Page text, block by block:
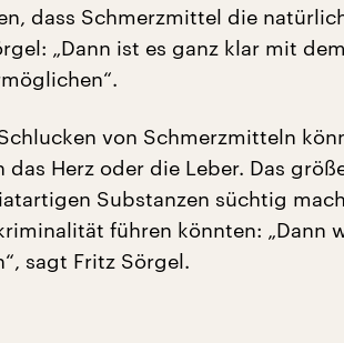
dass Schmerzmittel die
„Dann ist es ganz klar mit
von Schmerzmitteln
das Herz oder die Leber. Das
Substanzen süchtig
führen könnten: „Dann
sagt Fritz Sörgel.